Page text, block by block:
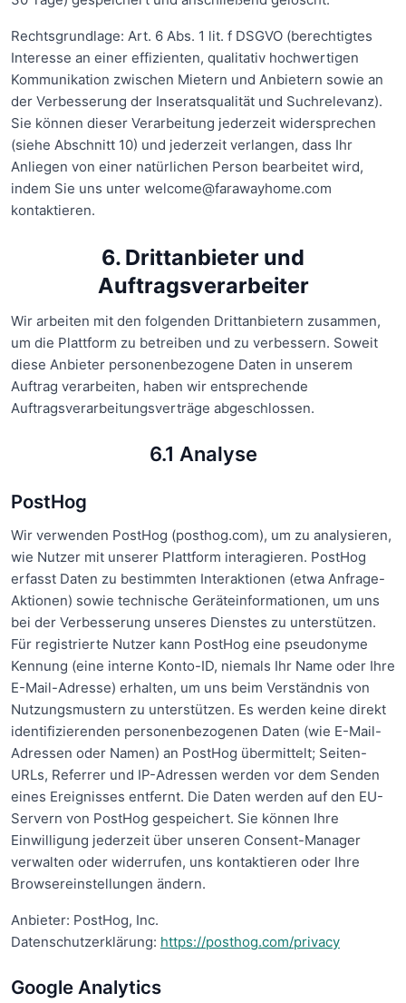
Rechtsgrundlage: Art. 6 Abs. 1 lit. f DSGVO (berechtigtes
Interesse an einer effizienten, qualitativ hochwertigen
Kommunikation zwischen Mietern und Anbietern sowie an
der Verbesserung der Inseratsqualität und Suchrelevanz).
Sie können dieser Verarbeitung jederzeit widersprechen
(siehe Abschnitt 10) und jederzeit verlangen, dass Ihr
Anliegen von einer natürlichen Person bearbeitet wird,
indem Sie uns unter welcome@farawayhome.com
kontaktieren.
6. Drittanbieter und
Auftragsverarbeiter
Wir arbeiten mit den folgenden Drittanbietern zusammen,
um die Plattform zu betreiben und zu verbessern. Soweit
diese Anbieter personenbezogene Daten in unserem
Auftrag verarbeiten, haben wir entsprechende
Auftragsverarbeitungsverträge abgeschlossen.
6.1 Analyse
PostHog
Wir verwenden PostHog (posthog.com), um zu analysieren,
wie Nutzer mit unserer Plattform interagieren. PostHog
erfasst Daten zu bestimmten Interaktionen (etwa Anfrage-
Aktionen) sowie technische Geräteinformationen, um uns
bei der Verbesserung unseres Dienstes zu unterstützen.
Für registrierte Nutzer kann PostHog eine pseudonyme
Kennung (eine interne Konto-ID, niemals Ihr Name oder Ihre
E-Mail-Adresse) erhalten, um uns beim Verständnis von
Nutzungsmustern zu unterstützen. Es werden keine direkt
identifizierenden personenbezogenen Daten (wie E-Mail-
Adressen oder Namen) an PostHog übermittelt; Seiten-
URLs, Referrer und IP-Adressen werden vor dem Senden
eines Ereignisses entfernt. Die Daten werden auf den EU-
Servern von PostHog gespeichert. Sie können Ihre
Einwilligung jederzeit über unseren Consent-Manager
verwalten oder widerrufen, uns kontaktieren oder Ihre
Browsereinstellungen ändern.
Anbieter: PostHog, Inc.
Datenschutzerklärung: https://posthog.com/privacy
Google Analytics